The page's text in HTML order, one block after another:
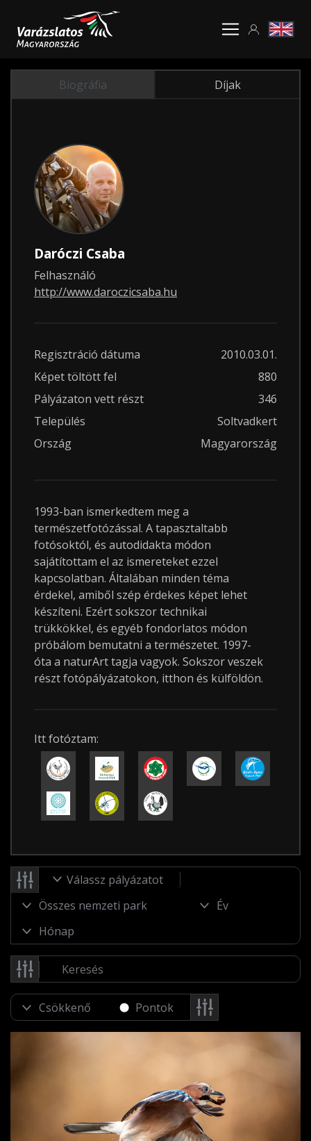
Biográfia Díjak
Daróczi Csaba
Felhasználó
http://www.daroczicsaba.hu
Regisztráció dátuma
2010.03.01.
Képet töltött fel
880
Pályázaton vett részt
346
Település
Soltvadkert
Ország
Magyarország
1993-ban ismerkedtem meg a
természetfotózással. A tapasztaltabb
fotósoktól, és autodidakta módon
sajátítottam el az ismereteket ezzel
kapcsolatban. Általában minden téma
érdekel, amiből szép érdekes képet lehet
készíteni. Ezért sokszor technikai
trükkökkel, és egyéb fondorlatos módon
próbálom bemutatni a természetet. 1997-
óta a naturArt tagja vagyok. Sokszor veszek
részt fotópályázatokon, itthon és külföldön.
Itt fotóztam:
Válassz pályázatot
Pontok